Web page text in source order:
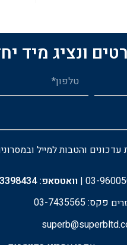
ונציג מיד
והטבות למייל
03-
| וואטסאפ:
פקס: 03-7435565